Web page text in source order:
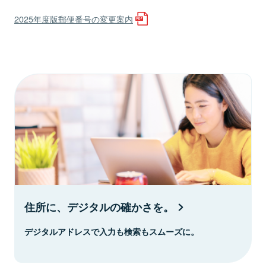
2025年度版郵便番号の変更案内
住所に、デジタルの確かさを。
デジタルアドレスで入力も検索もスムーズに。